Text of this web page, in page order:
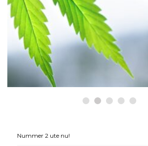
HÄLSA
Historiska beslut som gynnar
medicinsk cannabis
Nummer 2 ute nu!